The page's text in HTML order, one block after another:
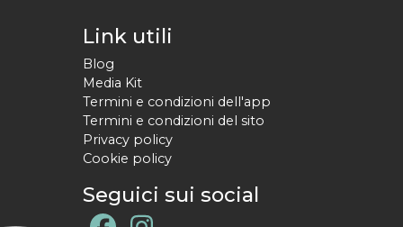
Link utili
Blog
Media Kit
Termini e condizioni dell'app
Termini e condizioni del sito
Privacy policy
Cookie policy
Seguici sui social